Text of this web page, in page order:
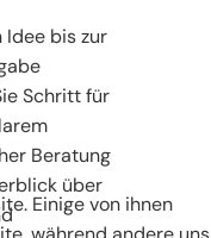
Idee bis zur
Schritt für
Beratung
über
Einige von ihnen